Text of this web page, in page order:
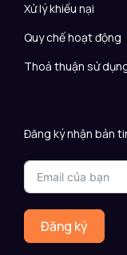
Xử lý khiếu nại
Quy chế hoạt động
Thoả thuận sử
Đăng ký nhận bản
Đăng ký